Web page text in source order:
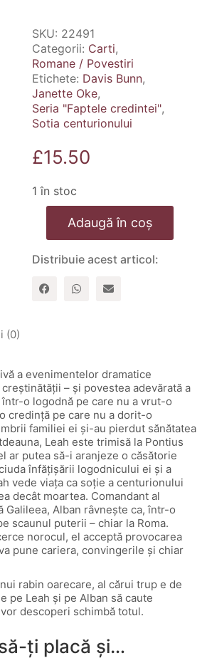
SKU: 22491
Categorii: Carti,
Romane / Povestiri
Etichete: Davis Bunn,
Janette Oke,
Seria "Faptele credintei",
Sotia centurionului
£15.50
1 în stoc
Cantitate
centurionului.
Seria
"Faptele
Adaugă în coș
Distribuie acest articol:
(0)
a evenimentelor dramatice
– şi povestea adevărată a
o logodnă pe care nu a vrut-o
credinţă pe care nu a dorit-o
familiei ei şi-au pierdut sănătatea
Leah este trimisă la Pontius
ar putea să-i aranjeze o căsătorie
înfăţişării logodnicului ei şi a
vede viaţa ca soţie a centurionului
decât moartea. Comandant al
Galileea, Alban râvneşte ca, într-o
scaunul puterii – chiar la Roma.
norocul, el acceptă provocarea
pune cariera, convingerile şi chiar
rabin oarecare, al cărui trup e de
pe Leah şi pe Alban să caute
descoperi schimbă totul.
ți placă și…